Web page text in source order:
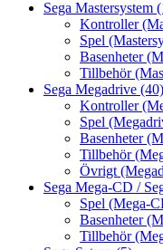
Sega Mastersystem
Kontroller
Spel
Basenheter
Tillbehör
Sega Megadrive (40)
Kontroller
Spel
Basenheter
Tillbehör
Övrigt
Sega Mega-CD /
Spel (Mega-
Basenheter
Tillbehör